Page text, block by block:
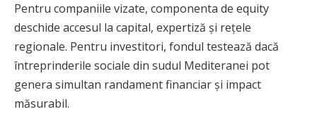
Pentru companiile vizate, componenta de equity
deschide accesul la capital, expertiză și rețele
regionale. Pentru investitori, fondul testează dacă
întreprinderile sociale din sudul Mediteranei pot
genera simultan randament financiar și impact
măsurabil.